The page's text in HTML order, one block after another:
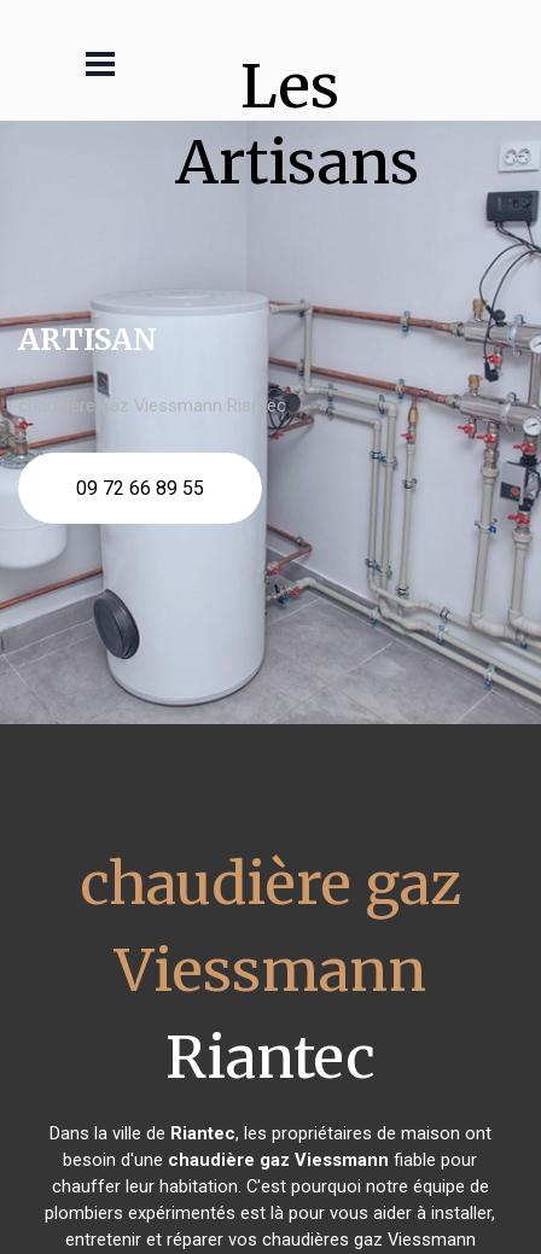
Les
Artisans
ARTISAN
chaudière gaz Viessmann Riantec
09 72 66 89 55
chaudière gaz
Viessmann
Riantec
Dans la ville de Riantec, les propriétaires de maison ont
besoin d'une chaudière gaz Viessmann fiable pour
chauffer leur habitation. C'est pourquoi notre équipe de
plombiers expérimentés est là pour vous aider à installer,
entretenir et réparer vos chaudières gaz Viessmann